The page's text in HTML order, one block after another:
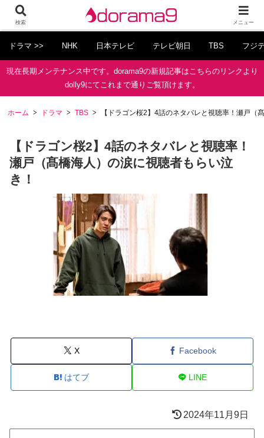
ドラマ >> NHK 日本テレビ テレビ朝日 TBS フジ
現在長期メンテナンス中です。dorama9の新規記事はこちらのリンクより
dolly9にてこれまで通りご覧頂けます。
ホーム ドラマ TBS 【ドラゴン桜2】4話のネタバレと視聴率！瀬戸（
【ドラゴン桜2】4話のネタバレと視聴率！
瀬戸（髙橋海人）の涙に視聴者もらい泣
き！
X Facebook
はてブ LINE
2024年11月9日
検索 メニュー